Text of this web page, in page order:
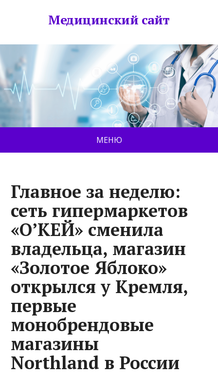
Медицинский сайт
МЕНЮ
Главное за неделю:
сеть гипермаркетов
«О’КЕЙ» сменила
владельца, магазин
«Золотое Яблоко»
открылся у Кремля,
первые
монобрендовые
магазины
Northland в России